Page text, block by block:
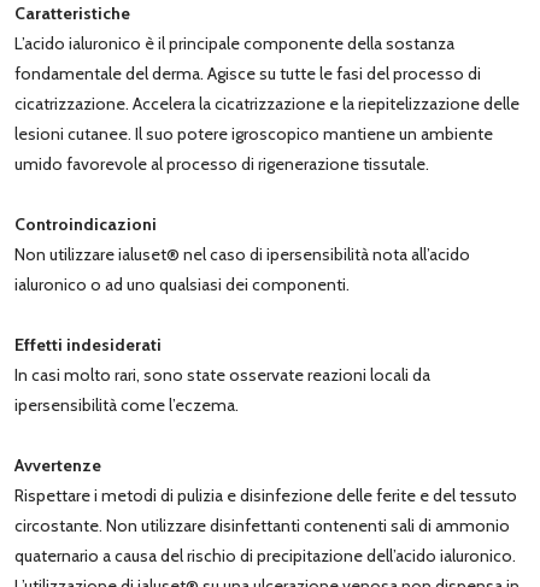
Caratteristiche
L’acido ialuronico è il principale componente della sostanza
fondamentale del derma. Agisce su tutte le fasi del processo di
cicatrizzazione. Accelera la cicatrizzazione e la riepitelizzazione delle
lesioni cutanee. Il suo potere igroscopico mantiene un ambiente
umido favorevole al processo di rigenerazione tissutale.
Controindicazioni
Non utilizzare ialuset® nel caso di ipersensibilità nota all’acido
ialuronico o ad uno qualsiasi dei componenti.
Effetti indesiderati
In casi molto rari, sono state osservate reazioni locali da
ipersensibilità come l’eczema.
Avvertenze
Rispettare i metodi di pulizia e disinfezione delle ferite e del tessuto
circostante. Non utilizzare disinfettanti contenenti sali di ammonio
quaternario a causa del rischio di precipitazione dell’acido ialuronico.